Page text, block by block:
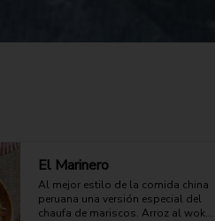
El Marinero
Al mejor estilo de la comida china
peruana una versión especial del
chaufa de mariscos. Arroz al wok